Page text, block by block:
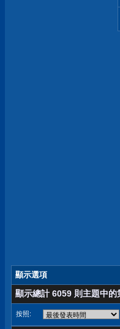
顯示選項
顯示總計 6059 則主題中的
按照: